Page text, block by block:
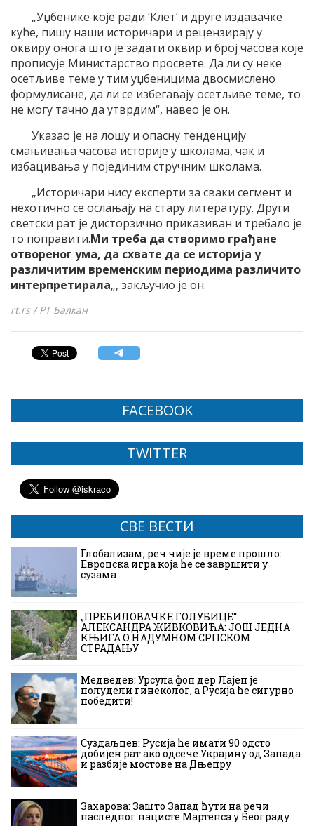
„Уџбенике које ради ‘Клет’ и друге издавачке
куће, пишу наши историчари и рецензирају у
оквиру онога што је задати оквир и број часова које
прописује Министарство просвете. Да ли су неке
осетљиве теме у тим уџбеницима двосмислено
формулисане, да ли се избегавају осетљиве теме, то
не могу тачно да утврдим“, навео је он.
Указао је на лошу и опасну тенденцију
смањивања часова историје у школама, чак и
избацивања у појединим стручним школама.
„Историчари нису експерти за сваки сегмент и
нехотично се ослањају на стару литературу. Други
светски рат је дисторзично приказиван и требало је
то поправити.Ми треба да створимо грађане
отвореног ума, да схвате да се историја у
различитим временским периодима различито
интерпретирала„, закључио је он.
rt.rs / РТ Балкан
FACEBOOK
TWITTER
СВЕ ВЕСТИ
Глобализам, реч чије је време прошло:
Европска игра која ће се завршити у
сузама
„ПРЕБИЛОВАЧКЕ ГОЛУБИЦЕ“
АЛЕКСАНДРА ЖИВКОВИЋА: ЈОШ ЈЕДНА
КЊИГА О НАДУМНОМ СРПСКОМ
СТРАДАЊУ
Медведев: Урсула фон дер Лајен је
полудели гинеколог, а Русија ће сигурно
победити!
Суздаљцев: Русија ће имати 90 одсто
добијен рат ако одсече Украјину од Запада
и разбије мостове на Дњепру
Захарова: Зашто Запад ћути на речи
наследног нацисте Мартенса у Београду